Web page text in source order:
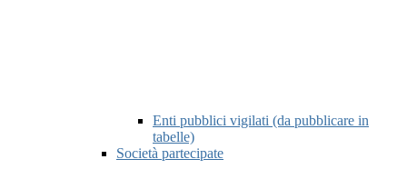
Enti pubblici vigilati (da pubblicare in
tabelle)
Società partecipate